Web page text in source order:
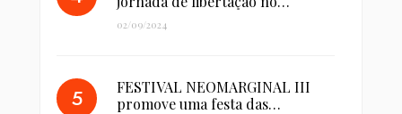
02/09/2024
FESTIVAL NEOMARGINAL III
promove uma festa das…